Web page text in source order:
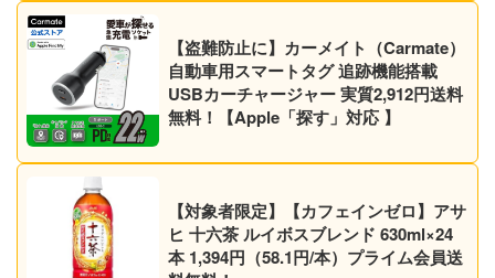
【盗難防止に】カーメイト（Carmate）
自動車用スマートタグ 追跡機能搭載
USBカーチャージャー 実質2,912円送料
無料！【Apple「探す」対応 】
【対象者限定】【カフェインゼロ】アサ
ヒ 十六茶 ルイボスブレンド 630ml×24
本 1,394円（58.1円/本）プライム会員送